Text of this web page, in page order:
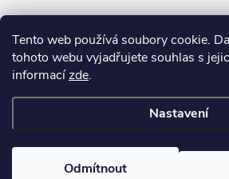
Tento web používá soubory cookie.
tohoto webu vyjadřujete souhlas s
informacízde.
Nastavení
Odmítnout
Kosmetikovna